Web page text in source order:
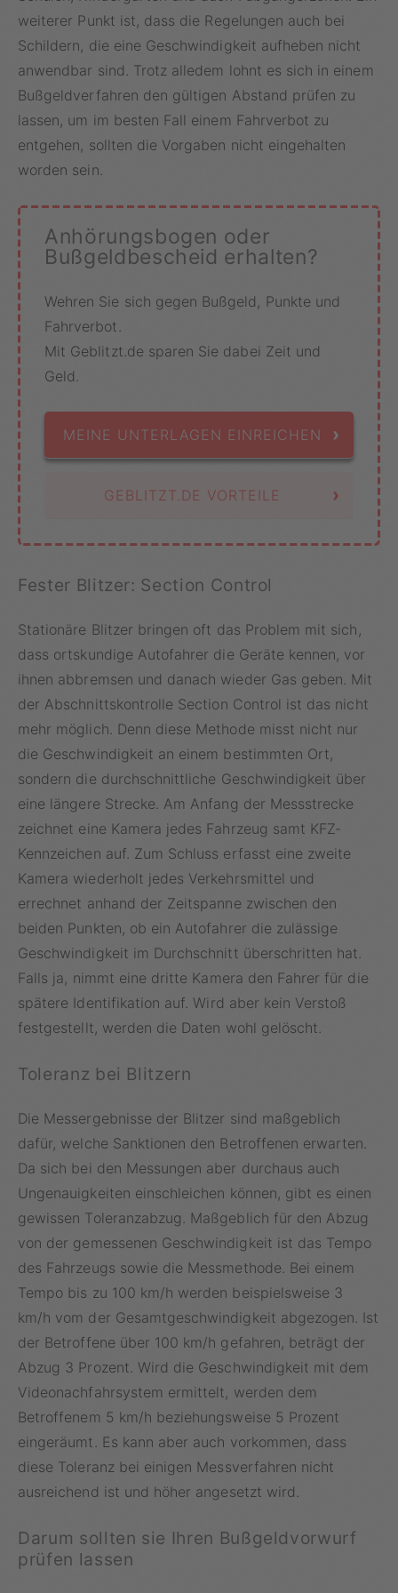
weiterer Punkt ist, dass die Regelungen auch bei
Schildern, die eine Geschwindigkeit aufheben nicht
anwendbar sind. Trotz alledem lohnt es sich in einem
Bußgeldverfahren den gültigen Abstand prüfen zu
lassen, um im besten Fall einem Fahrverbot zu
entgehen, sollten die Vorgaben nicht eingehalten
worden sein.
Anhörungsbogen oder
Bußgeldbescheid erhalten?
Wehren Sie sich gegen Bußgeld, Punkte und
Fahrverbot.
Mit Geblitzt.de sparen Sie dabei Zeit und
Geld.
MEINE UNTERLAGEN EINREICHEN ›
GEBLITZT.DE VORTEILE ›
Fester Blitzer: Section Control
Stationäre Blitzer bringen oft das Problem mit sich,
dass ortskundige Autofahrer die Geräte kennen, vor
ihnen abbremsen und danach wieder Gas geben. Mit
der Abschnittskontrolle Section Control ist das nicht
mehr möglich. Denn diese Methode misst nicht nur
die Geschwindigkeit an einem bestimmten Ort,
sondern die durchschnittliche Geschwindigkeit über
eine längere Strecke. Am Anfang der Messstrecke
zeichnet eine Kamera jedes Fahrzeug samt KFZ-
Kennzeichen auf. Zum Schluss erfasst eine zweite
Kamera wiederholt jedes Verkehrsmittel und
errechnet anhand der Zeitspanne zwischen den
beiden Punkten, ob ein Autofahrer die zulässige
Geschwindigkeit im Durchschnitt überschritten hat.
Falls ja, nimmt eine dritte Kamera den Fahrer für die
spätere Identifikation auf. Wird aber kein Verstoß
festgestellt, werden die Daten wohl gelöscht.
Toleranz bei Blitzern
Die Messergebnisse der Blitzer sind maßgeblich
dafür, welche Sanktionen den Betroffenen erwarten.
Da sich bei den Messungen aber durchaus auch
Ungenauigkeiten einschleichen können, gibt es einen
gewissen Toleranzabzug. Maßgeblich für den Abzug
von der gemessenen Geschwindigkeit ist das Tempo
des Fahrzeugs sowie die Messmethode. Bei einem
Tempo bis zu 100 km/h werden beispielsweise 3
km/h vom der Gesamtgeschwindigkeit abgezogen. Ist
der Betroffene über 100 km/h gefahren, beträgt der
Abzug 3 Prozent. Wird die Geschwindigkeit mit dem
Videonachfahrsystem ermittelt, werden dem
Betroffenem 5 km/h beziehungsweise 5 Prozent
eingeräumt. Es kann aber auch vorkommen, dass
diese Toleranz bei einigen Messverfahren nicht
ausreichend ist und höher angesetzt wird.
Darum sollten sie Ihren Bußgeldvorwurf
prüfen lassen